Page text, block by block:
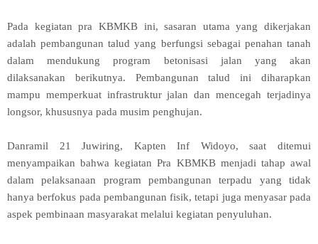
Pada kegiatan pra KBMKB ini, sasaran utama yang dikerjakan
adalah pembangunan talud yang berfungsi sebagai penahan tanah
dalam mendukung program betonisasi jalan yang akan
dilaksanakan berikutnya. Pembangunan talud ini diharapkan
mampu memperkuat infrastruktur jalan dan mencegah terjadinya
longsor, khususnya pada musim penghujan.
Danramil 21 Juwiring, Kapten Inf Widoyo, saat ditemui
menyampaikan bahwa kegiatan Pra KBMKB menjadi tahap awal
dalam pelaksanaan program pembangunan terpadu yang tidak
hanya berfokus pada pembangunan fisik, tetapi juga menyasar pada
aspek pembinaan masyarakat melalui kegiatan penyuluhan.